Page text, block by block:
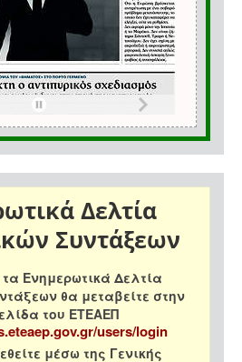
Δελτία
Συντάξεων
τα Ενημερωτικά Δελτία
θα μεταβείτε στην
του ΕΤΕΑΕΠ
users/login
μέσω της Γενικής